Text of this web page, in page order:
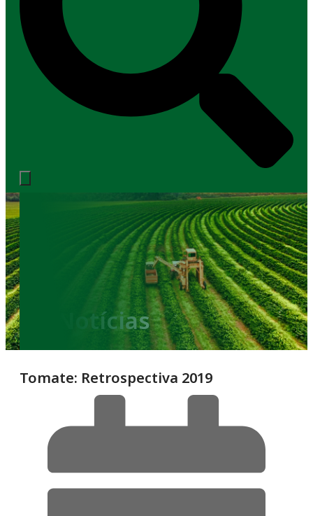
Notícias
Tomate: Retrospectiva 2019